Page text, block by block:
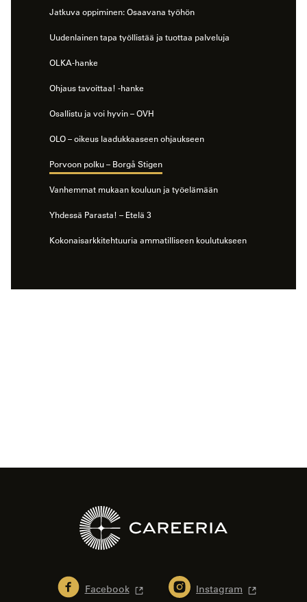
Jatkuva oppiminen: Osaavana työhön
Uudenlainen tapa työllistää ja tuottaa palveluja
OLKA-hanke
Ohjaus tavoittaa! -hanke
Osallistu ja voi hyvin – OVH
OLO – oikeus laadukkaaseen ohjaukseen
Porvoon polku – Borgå Stigen
Vanhemmat mukaan kouluun ja työelämään
Yhdessä Parasta! – Etelä 3
Kokonaisarkkitehtuuria ammatilliseen koulutukseen
Facebook Instagram